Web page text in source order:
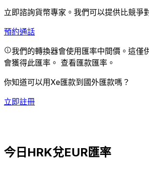
立即諮詢貨幣專家。 我們可以提供比競爭
預約通話
我們的轉換器會使用匯率中間價。這僅
會獲得此匯率。 查看匯款匯率。
你知道可以用Xe匯款到國外匯款嗎？
立即註冊
今日HRK兌EUR匯率